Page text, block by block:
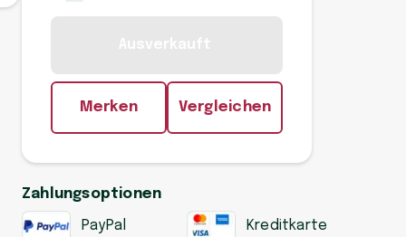
Merken Vergleichen
Zahlungsoptionen
PayPal Kreditkarte